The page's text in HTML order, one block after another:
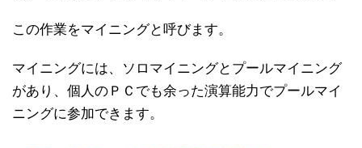
この作業をマイニングと呼びます。
マイニングには、ソロマイニングとプールマイニング
があり、個人のＰＣでも余った演算能力でプールマイ
ニングに参加できます。